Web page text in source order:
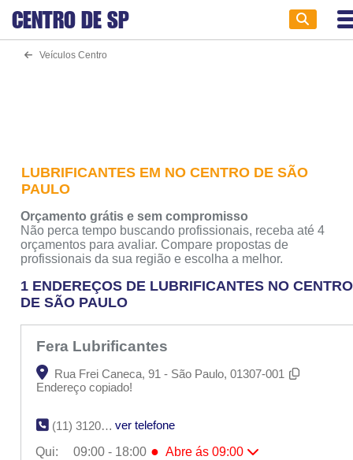
CENTRO DE SP
Veículos Centro
LUBRIFICANTES EM NO CENTRO DE SÃO
PAULO
Orçamento grátis e sem compromisso
Não perca tempo buscando profissionais, receba até 4
orçamentos para avaliar. Compare propostas de
profissionais da sua região e escolha a melhor.
1 ENDEREÇOS DE LUBRIFICANTES NO CENTRO
DE SÃO PAULO
Fera Lubrificantes
Rua Frei Caneca, 91 - São Paulo, 01307-001
Endereço copiado!
(11) 3120-2802
ver telefone
Qui:
09:00 - 18:00 ● Abre ás 09:00